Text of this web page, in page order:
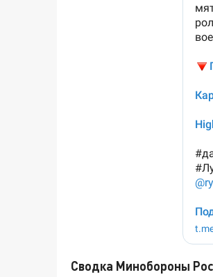
Сводка Минобороны